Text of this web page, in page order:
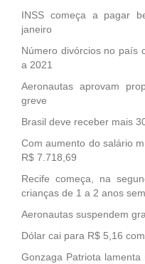
INSS começa a pagar
janeiro
Número divórcios no país
a 2021
Aeronautas aprovam
greve
Brasil deve receber mais
Com aumento do salário
R$ 7.718,69
Recife começa, na
crianças de 1 a 2 anos
Aeronautas suspendem
Dólar cai para R$ 5,16
Gonzaga Patriota